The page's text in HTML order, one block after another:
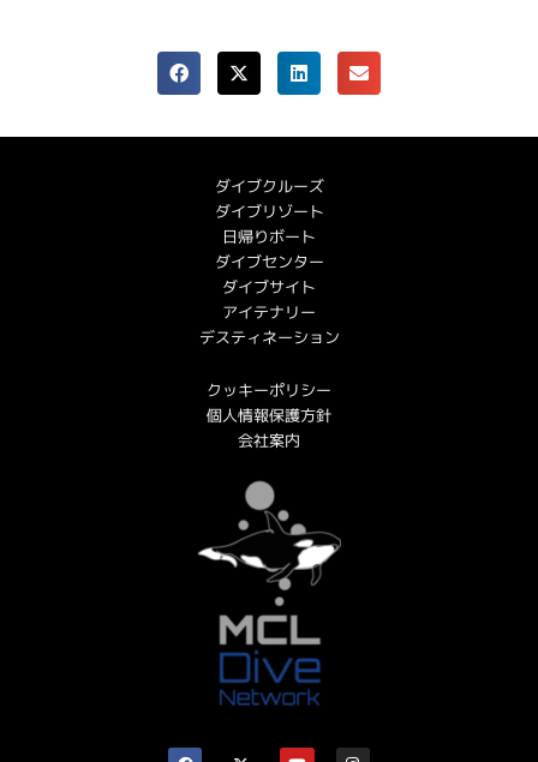
ダイブクルーズ
ダイブリゾート
日帰りボート
ダイブセンター
ダイブサイト
アイテナリー
デスティネーション
クッキーポリシー
個人情報保護方針
会社案内